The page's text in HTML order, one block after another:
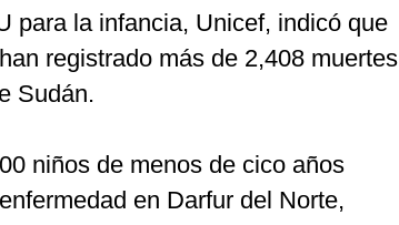
para la infancia, Unicef, indicó que
registrado más de 2,408 muertes
Sudán.
niños de menos de cico años
en Darfur del Norte,